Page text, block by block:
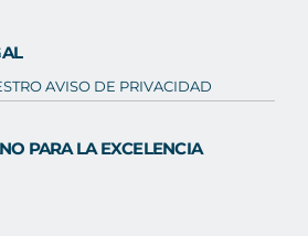
AVISO DE PRIVACIDAD
PARA LA EXCELENCIA